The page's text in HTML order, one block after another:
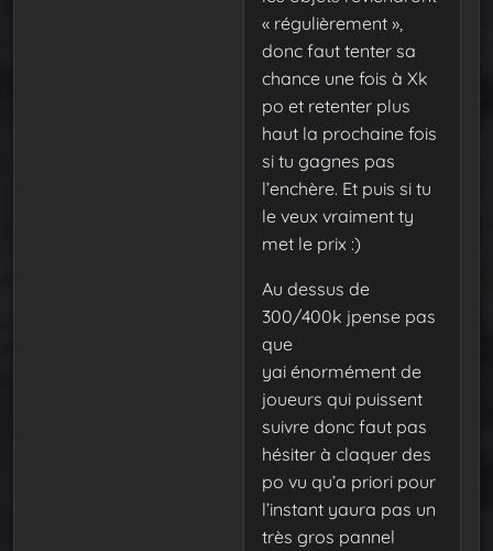
« régulièrement »,
donc faut tenter sa
chance une fois à Xk
po et retenter plus
haut la prochaine fois
si tu gagnes pas
l’enchère. Et puis si tu
le veux vraiment ty
met le prix :)
Au dessus de
300/400k jpense pas
que
yai énormément de
joueurs qui puissent
suivre donc faut pas
hésiter à claquer des
po vu qu’a priori pour
l’instant yaura pas un
très gros pannel